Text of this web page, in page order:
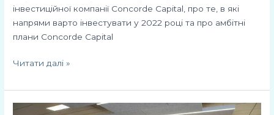
інвестиційної компанії Concorde Capital, про те, в які
напрями варто інвестувати у 2022 році та про амбітні
плани Concorde Capital
Читати далі »
Ігор